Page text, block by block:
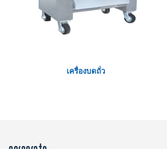
เครื่องบดถั่ว